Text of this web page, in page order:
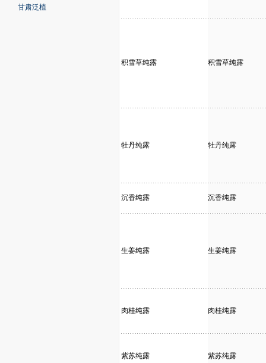
甘肃泛植
积雪草纯露 积雪草纯露
牡丹纯露 牡丹纯露
沉香纯露 沉香纯露
生姜纯露 生姜纯露
肉桂纯露 肉桂纯露
紫苏纯露 紫苏纯露